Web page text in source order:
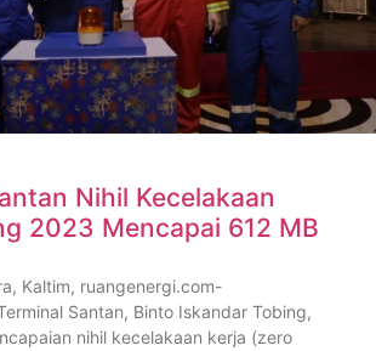
Nihil Kecelakaan
2023 Mencapai 612 MB
Kaltim, ruangenergi.com-
Santan, Binto Iskandar Tobing,
nihil kecelakaan kerja (zero